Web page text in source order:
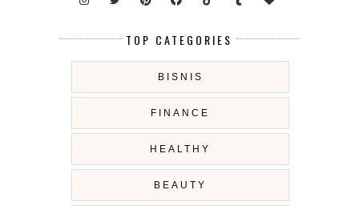
TOP CATEGORIES
BISNIS
FINANCE
HEALTHY
BEAUTY